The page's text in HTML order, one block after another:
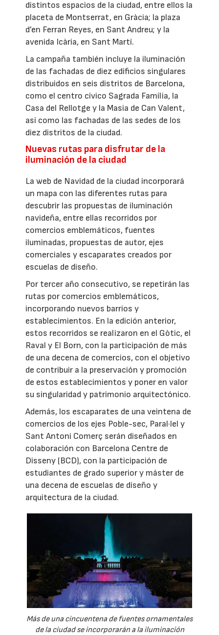
distintos espacios de la ciudad, entre ellos la
placeta de Montserrat, en Gràcia; la plaza
d’en Ferran Reyes, en Sant Andreu; y la
avenida Icària, en Sant Martí.
La campaña también incluye la iluminación
de las fachadas de diez edificios singulares
distribuidos en seis distritos de Barcelona,
como el centro cívico Sagrada Família, la
Casa del Rellotge y la Masia de Can Valent,
así como las fachadas de las sedes de los
diez distritos de la ciudad.
Nuevas rutas para disfrutar de la
iluminación de la ciudad
La web de Navidad de la ciudad incorporará
un mapa con las diferentes rutas para
descubrir las propuestas de iluminación
navideña, entre ellas recorridos por
comercios emblemáticos, fuentes
iluminadas, propuestas de autor, ejes
comerciales y escaparates creados por
escuelas de diseño.
Por tercer año consecutivo, se repetirán las
rutas por comercios emblemáticos,
incorporando nuevos barrios y
establecimientos. En la edición anterior,
estos recorridos se realizaron en el Gòtic, el
Raval y El Born, con la participación de más
de una decena de comercios, con el objetivo
de contribuir a la preservación y promoción
de estos establecimientos y poner en valor
su singularidad y patrimonio arquitectónico.
Además, los escaparates de una veintena de
comercios de los ejes Poble-sec, Paral·lel y
Sant Antoni Comerç serán diseñados en
colaboración con Barcelona Centre de
Disseny (BCD), con la participación de
estudiantes de grado superior y máster de
una decena de escuelas de diseño y
arquitectura de la ciudad.
Más de una cincuentena de fuentes ornamentales
de la ciudad se incorporarán a la iluminación